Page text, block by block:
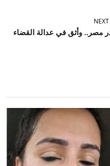
مصر.. وأثق في عدالة القضاء